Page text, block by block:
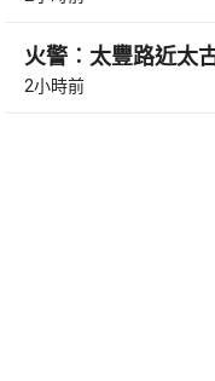
火警︰太豐路近太
2小時前